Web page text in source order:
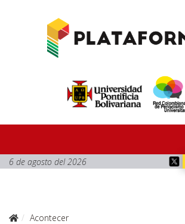
6 de agosto del 2026
Acontecer